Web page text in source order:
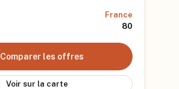
France
80
Comparer les offres
Voir sur la carte